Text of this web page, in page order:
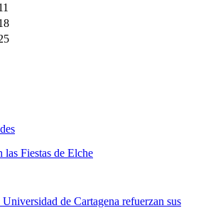
Fiestas de Elche
de Cartagena refuerzan sus